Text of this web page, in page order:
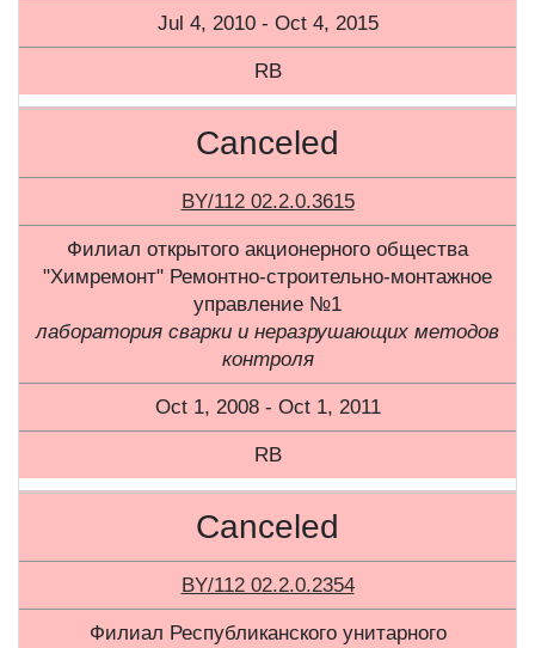
Jul 4, 2010 - Oct 4, 2015
RB
Canceled
BY/112 02.2.0.3615
Филиал открытого акционерного общества
"Химремонт" Ремонтно-строительно-монтажное
управление №1
лаборатория сварки и неразрушающих методов
контроля
Oct 1, 2008 - Oct 1, 2011
RB
Canceled
BY/112 02.2.0.2354
Филиал Республиканского унитарного